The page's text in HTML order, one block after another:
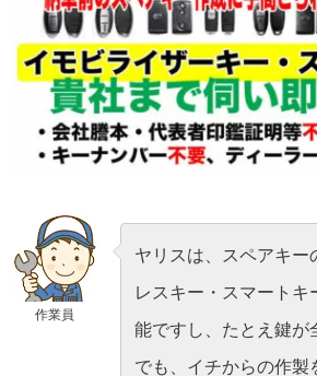
作業員
ヤリスは、スペアキー
レスキー・スマートキ
能ですし、たとえ鍵が
でも、イチからの作製